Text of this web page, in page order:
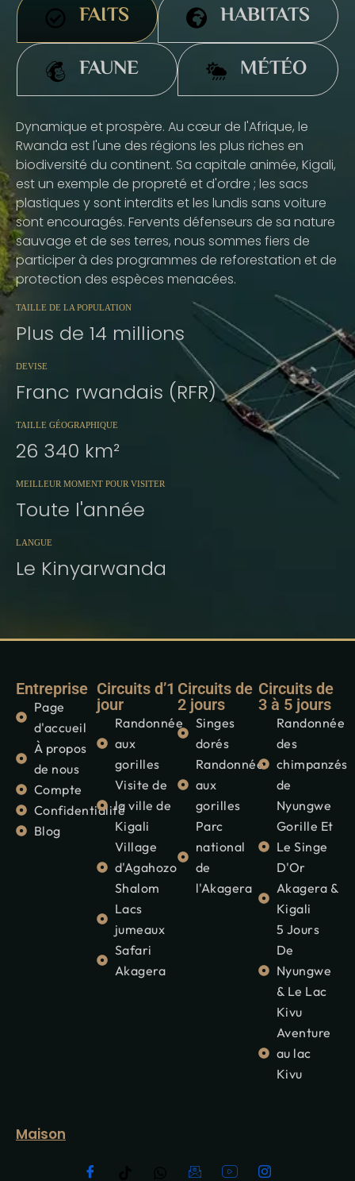
FAITS
HABITATS
FAUNE
MÉTÉO
Dynamique et prospère. Au cœur de l'Afrique, le
Rwanda est l'une des régions les plus riches en
biodiversité du continent. Sa capitale animée, Kigali,
est un exemple de propreté et d'ordre ; les sacs
plastiques y sont interdits et les lundis sans voiture
sont encouragés. Fervents défenseurs de sa nature
sauvage et de ses terres, nous sommes fiers de
participer à des programmes de reforestation et de
protection des espèces menacées.
TAILLE DE LA POPULATION
Plus de 14 millions
DEVISE
Franc rwandais (RFR)
TAILLE GÉOGRAPHIQUE
26 340 km²
MEILLEUR MOMENT POUR VISITER
Toute l'année
LANGUE
Le Kinyarwanda
Entreprise
Page
d'accueil
À propos
de nous
Compte
Confidentialité
Blog
Circuits d’1
jour
Randonnée
aux
gorilles
Visite de
la ville de
Kigali
Village
d'Agahozo
Shalom
Lacs
jumeaux
Safari
Akagera
Circuits de
2 jours
Singes
dorés
Randonnée
aux
gorilles
Parc
national
de
l'Akagera
Circuits de
3 à 5 jours
Randonnée
des
chimpanzés
de
Nyungwe
Gorille Et
Le Singe
D'Or
Akagera &
Kigali
5 Jours
De
Nyungwe
& Le Lac
Kivu
Aventure
au lac
Kivu
Maison